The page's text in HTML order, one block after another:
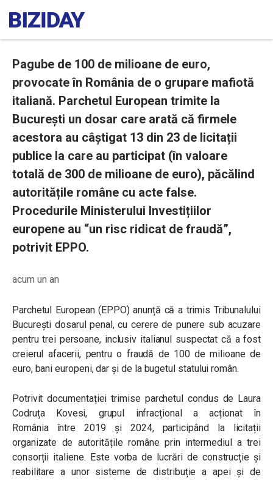
Pagube de 100 de milioane de euro,
provocate în România de o grupare mafiotă
italiană. Parchetul European trimite la
București un dosar care arată că firmele
acestora au câștigat 13 din 23 de licitații
publice la care au participat (în valoare
totală de 300 de milioane de euro), păcălind
autoritățile române cu acte false.
Procedurile Ministerului Investițiilor
europene au “un risc ridicat de fraudă”,
potrivit EPPO.
acum un an
Parchetul European (EPPO) anunță că a trimis Tribunalului
București dosarul penal, cu cerere de punere sub acuzare
pentru trei persoane, inclusiv italianul suspectat că a fost
creierul afacerii, pentru o fraudă de 100 de milioane de
euro, bani europeni, dar și de la bugetul statului român.
Potrivit documentației trimise parchetul condus de Laura
Codruța Kovesi, grupul infracțional a acționat în
România între 2019 și 2024, participând la licitații
organizate de autoritățile române prin intermediul a trei
consorții italiene. Este vorba de lucrări de construcție și
reabilitare a unor sisteme de distribuție a apei și de